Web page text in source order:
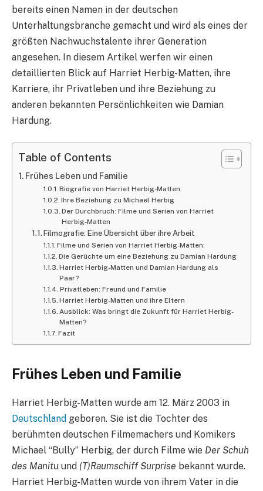
bereits einen Namen in der deutschen
Unterhaltungsbranche gemacht und wird als eines der
größten Nachwuchstalente ihrer Generation
angesehen. In diesem Artikel werfen wir einen
detaillierten Blick auf Harriet Herbig-Matten, ihre
Karriere, ihr Privatleben und ihre Beziehung zu
anderen bekannten Persönlichkeiten wie Damian
Hardung.
Table of Contents
Frühes Leben und Familie
Biografie von Harriet Herbig-Matten:
Ihre Beziehung zu Michael Herbig
Der Durchbruch: Filme und Serien von Harriet
Herbig-Matten
Filmografie: Eine Übersicht über ihre Arbeit
Filme und Serien von Harriet Herbig-Matten:
Die Gerüchte um eine Beziehung zu Damian Hardung
Harriet Herbig-Matten und Damian Hardung als
Paar?
Privatleben: Freund und Familie
Harriet Herbig-Matten und ihre Eltern
Ausblick: Was bringt die Zukunft für Harriet Herbig-
Matten?
Fazit
Frühes Leben und Familie
Harriet Herbig-Matten wurde am 12. März 2003 in
Deutschland geboren. Sie ist die Tochter des
berühmten deutschen Filmemachers und Komikers
Michael “Bully” Herbig, der durch Filme wie Der Schuh
des Manitu und (T)Raumschiff Surprise bekannt wurde.
Harriet Herbig-Matten wurde von ihrem Vater in die